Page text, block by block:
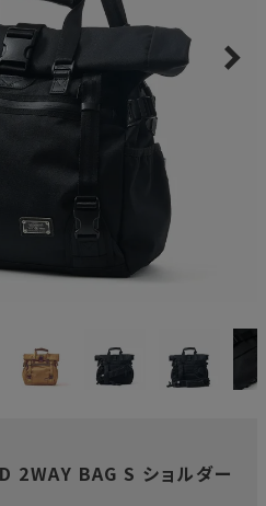
2WAY BAG S ショルダー